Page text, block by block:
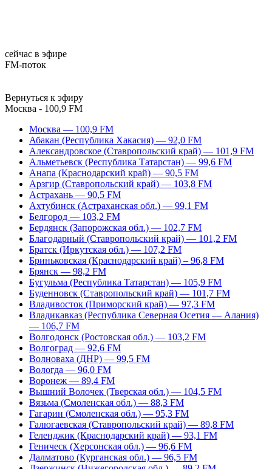
сейчас в эфире
FM-поток
Вернуться к эфиру
Москва - 100,9 FM
Москва — 100,9 FM
Абакан (Республика Хакасия) — 92,0 FM
Александровское (Ставропольский край) — 101,9 FM
Альметьевск (Республика Татарстан) — 99,6 FM
Анапа (Краснодарский край) — 90,5 FM
Арзгир (Ставропольский край) — 103,8 FM
Астрахань — 90,5 FM
Ахтубинск (Астраханская обл.) — 99,1 FM
Белгород — 103,2 FM
Бердянск (Запорожская обл.) — 102,7 FM
Благодарный (Ставропольский край) — 101,2 FM
Братск (Иркутская обл.) — 107,2 FM
Бриньковская (Краснодарский край) – 96,8 FM
Брянск — 98,2 FM
Бугульма (Республика Татарстан) — 105,9 FM
Буденновск (Ставропольский край) — 101,7 FM
Владивосток (Приморский край) — 97,3 FM
Владикавказ (Республика Северная Осетия — Алания)
— 106,7 FM
Волгодонск (Ростовская обл.) — 103,2 FM
Волгоград — 92,6 FM
Волноваха (ДНР) — 99,5 FM
Вологда — 96,0 FM
Воронеж — 89,4 FM
Вышний Волочек (Тверская обл.) — 104,5 FM
Вязьма (Смоленская обл.) — 88,3 FM
Гагарин (Смоленская обл.) — 95,3 FM
Галюгаевская (Ставропольский край) — 89,8 FM
Геленджик (Краснодарский край) — 93,1 FM
Геническ (Херсонская обл.) — 96,6 FM
Далматово (Курганская обл.) — 96,5 FM